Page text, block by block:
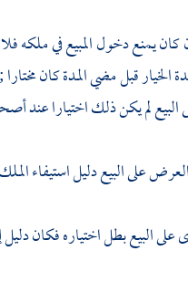
يمنع دخول المبيع في ملكه
قبل مضي المدة كان
لم يكن ذلك اختيارا عند
على البيع دليل استيفاء
البيع بطل اختياره فكان دليل